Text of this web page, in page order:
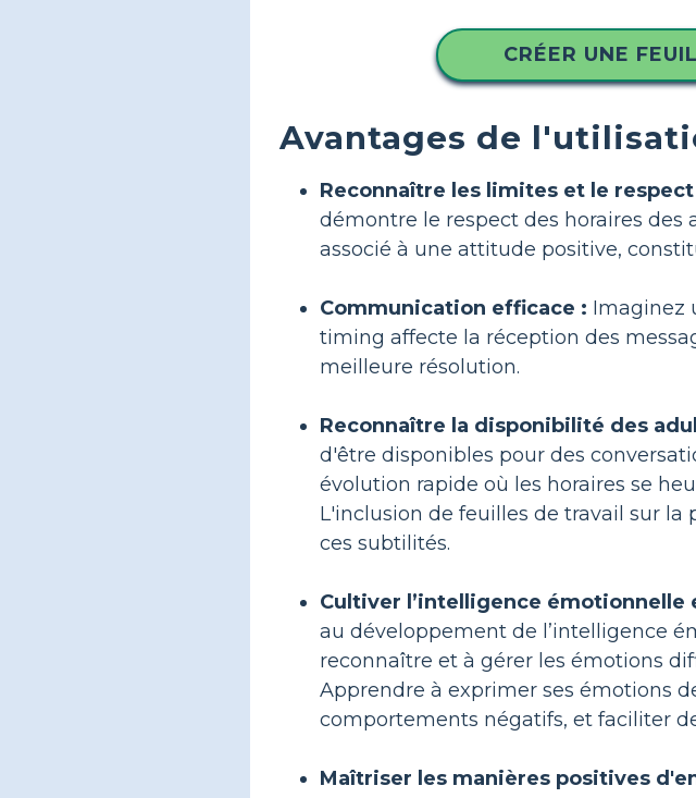
CRÉER UNE
Avantages de
Reconnaître les limites et le respect
démontre le respect des horaires des
associé à une attitude positive,
Communication efficace : Imaginez
timing affecte la réception des
meilleure résolution.
Reconnaître la disponibilité des
d'être disponibles pour des
évolution rapide où les horaires se
L'inclusion de feuilles de travail sur
ces subtilités.
Cultiver l’intelligence
au développement de l’intelligence
reconnaître et à gérer les émotions
Apprendre à exprimer ses émotions
comportements négatifs, et faciliter
Maîtriser les manières positives